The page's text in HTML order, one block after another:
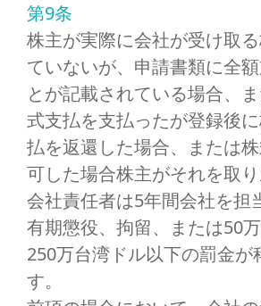
第9条
株主が実際に会社が受け取
ていないが、申請書類に全
とが記載されている場合、
式支払を支払ったが登録後
払を返還した場合、または
可した場合株主がそれを取り
会社責任者は5年間会社を担
有期懲役、拘留、または50
250万台湾ドル以下の罰金が
す。